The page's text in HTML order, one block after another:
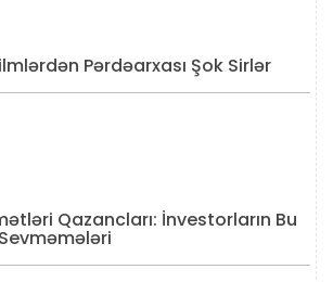
Pərdəarxası Şok Sirlər
Qazancları: İnvestorların Bu